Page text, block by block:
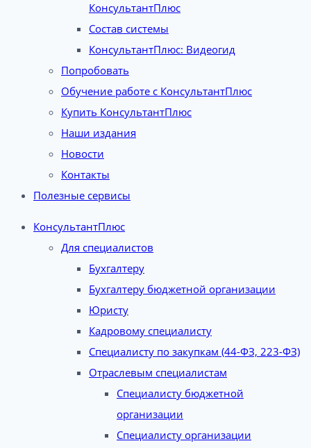
КонсультантПлюс
Состав системы
КонсультантПлюс: Видеогид
Попробовать
Обучение работе с КонсультантПлюс
Купить КонсультантПлюс
Наши издания
Новости
Контакты
Полезные сервисы
КонсультантПлюс
Для специалистов
Бухгалтеру
Бухгалтеру бюджетной организации
Юристу
Кадровому специалисту
Специалисту по закупкам (44-ФЗ, 223-ФЗ)
Отраслевым специалистам
Специалисту бюджетной
организации
Специалисту организации